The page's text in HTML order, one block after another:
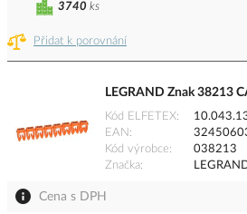
Přidat k porovnání
3740 ks
LEGRAND Znak 38213
Kód ELFETEX
EAN
Kód výrobce
038213
Značka
Cena s DPH